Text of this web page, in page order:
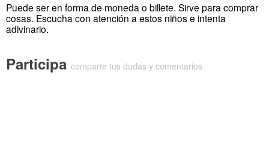
Puede ser en forma de moneda o billete. Sirve para comprar
cosas. Escucha con atención a estos niños e intenta
adivinarlo.
Participa comparte tus dudas y comentarios